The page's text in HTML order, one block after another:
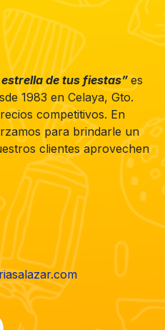
estrella de tus fiestas”es
1983 en Celaya, Gto.
competitivos. En
para brindarle un
clientes aprovechen